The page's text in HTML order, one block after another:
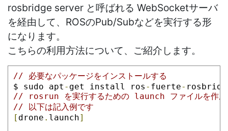
rosbridge server と呼ばれる WebSocketサーバ
を経由して、ROSのPub/Subなどを実行する形
になります。
こちらの利用方法について、ご紹介します。
// 必要なパッケージをインストールする
$ sudo apt - get install ros - fuerte-
// rosrun を実行するための launch ファイルを作成
// 以下は記入例です
[ drone . launch]